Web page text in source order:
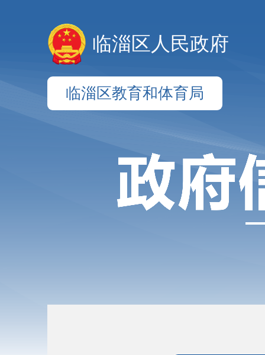
临淄区人民政府
临淄区教育和体育局